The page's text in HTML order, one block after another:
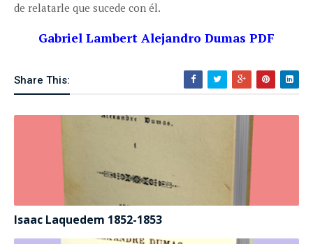
de relatarle que sucede con él.
Gabriel Lambert Alejandro Dumas PDF
Share This:
Isaac Laquedem 1852-1853